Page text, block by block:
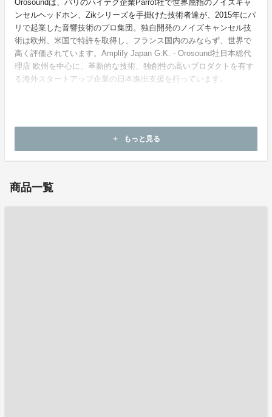
Orosoundは、パリのハイテク企業Parrot社で世界屈指のノイズキャ
ンセルヘッドホン、Zikシリーズを手掛けた技術者達が、2015年にパ
リで起業した音響技術のプロ集団。独自開発のノイズキャンセル技
術は欧州、米国で特許を取得し、フランス国内のみならず、世界で
高く評価されています。Amplify Japan G.K. - Orosound社日本総代
理店 欧州を中心に、革新的な技術、独創性の高いプロダクトを有す
る海外スタートアップ企業の日本進出支援を行っています。
add もっと見る
商品一覧